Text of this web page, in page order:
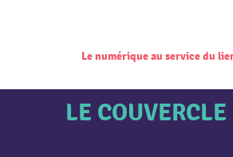
Le numérique au service du
LE